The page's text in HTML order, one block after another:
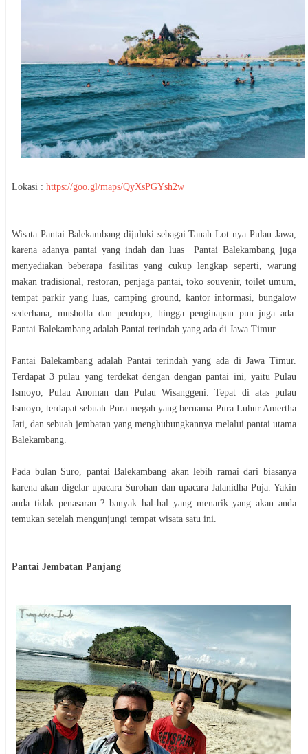
Lokasi : https://goo.gl/maps/QyXsPGYsh2w
Wisata Pantai Balekambang dijuluki sebagai Tanah Lot nya Pulau Jawa,
karena adanya pantai yang indah dan luas Pantai Balekambang juga
menyediakan beberapa fasilitas yang cukup lengkap seperti, warung
makan tradisional, restoran, penjaga pantai, toko souvenir, toilet umum,
tempat parkir yang luas, camping ground, kantor informasi, bungalow
sederhana, musholla dan pendopo, hingga penginapan pun juga ada.
Pantai Balekambang adalah Pantai terindah yang ada di Jawa Timur.
Pantai Balekambang adalah Pantai terindah yang ada di Jawa Timur.
Terdapat 3 pulau yang terdekat dengan dengan pantai ini, yaitu Pulau
Ismoyo, Pulau Anoman dan Pulau Wisanggeni. Tepat di atas pulau
Ismoyo, terdapat sebuah Pura megah yang bernama Pura Luhur Amertha
Jati, dan sebuah jembatan yang menghubungkannya melalui pantai utama
Balekambang.
Pada bulan Suro, pantai Balekambang akan lebih ramai dari biasanya
karena akan digelar upacara Surohan dan upacara Jalanidha Puja. Yakin
anda tidak penasaran ? banyak hal-hal yang menarik yang akan anda
temukan setelah mengunjungi tempat wisata satu ini.
Pantai Jembatan Panjang